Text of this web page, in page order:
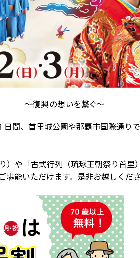
～復興の想いを繋ぐ～
間、首里城公園や那覇市国際通り
や「古式行列（琉球王朝祭り首
堪能いただけます。是非お越しくだ